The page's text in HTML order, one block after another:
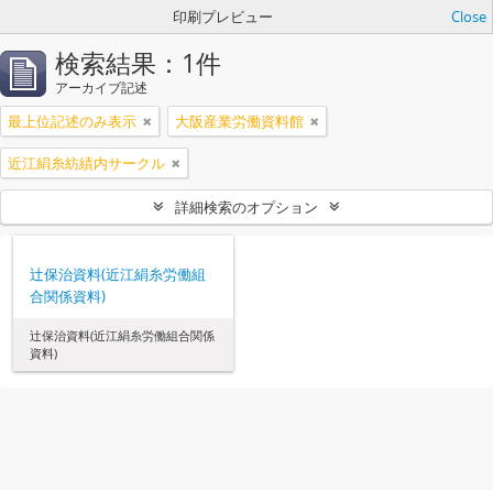
印刷プレビュー Close
検索結果：1件
アーカイブ記述
最上位記述のみ表示 大阪産業労働資料館
近江絹糸紡績内サークル
詳細検索のオプション
辻保治資料(近江絹糸労働組
合関係資料)
辻保治資料(近江絹糸労働組合関係
資料)